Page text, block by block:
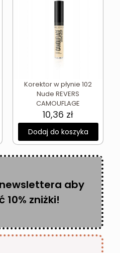
Korektor w płynie 102
Nude REVERS
CAMOUFLAGE
10,36 zł
Dodaj do koszyka
aby
zniżki!